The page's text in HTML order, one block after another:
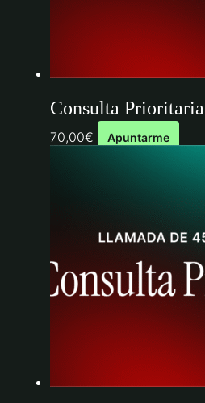
Consulta Prioritaria
70,00€ Apuntarme